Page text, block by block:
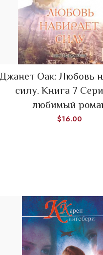
ADD TO CART
Джанет Оак: Любовь
силу. Книга 7
любимый
$16.00